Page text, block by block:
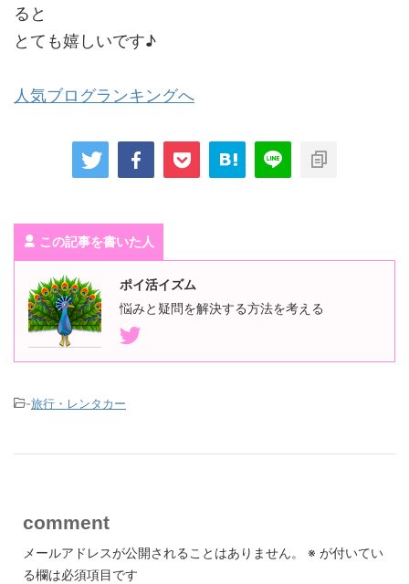
利用者
Ｂｏｏｋｉｎｇ．ｃｏｍを利用してホテルの予約を行いました
かりやすく、旅行先や日程を入力するだけで多くの宿泊施設が一
覧表示される点が便利です。さらに、価格帯や設備、立地、利用
者評価など細かな条件で絞り込み検索ができるため、自分の希望
やサービス内容を事前に具体的にイメージできる点も安心材料の
一つです。一方で、施設によっては掲載されている情報と現地の
状況に若干の差を感じる場合もあるため、最終的には公式サイト
なども併せて確認するとより安心です。加えて、キャンセルポリ
シーや支払い条件がプランごとに異なるため、予約時には細かく
確認することが重要です。総合的に見ると、手軽に比較・予約が
でき、旅行の計画をスムーズに進められる非常に有用なサービス
だと感じました。
にかなり便利だった。自分はできるだけ宿泊費を抑えて、その分
を食事や移動、現地での体験に回したいタイプなので、特に海外
旅行では格安のホステルを探すことが多い。その中で、このサイ
トは選択肢がかなり多く、価格帯も比較しやすいので使いやすか
利用者
他サイトで満室でも、こちらでは空いていることもあります。ワ
利用者
で、ポイントがもらえます。安いホテルでも数百円つきます。 か
なりお得です。こちらのサイトで必ずホテルを探して比較するよ
うにしてます。
ると
とても嬉しいです♪
人気ブログランキングへ
この記事を書いた人
ポイ活イズム
悩みと疑問を解決する方法を考える
-旅行・レンタカー
comment
メールアドレスが公開されることはありません。 ※ が付いてい
る欄は必須項目です